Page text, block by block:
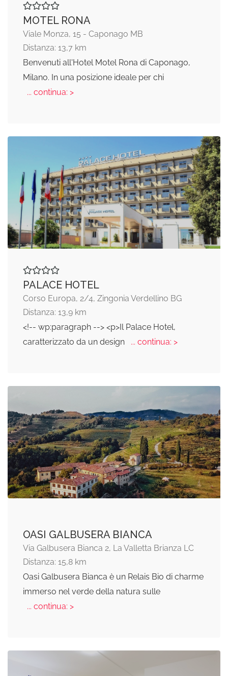
MOTEL RONA
Viale Monza, 15 - Caponago MB
Distanza: 13,7 km
Benvenuti all'Hotel Motel Rona di Caponago,
Milano. In una posizione ideale per chi
... continua: >
PALACE HOTEL
Corso Europa, 2/4, Zingonia Verdellino BG
Distanza: 13,9 km
<!-- wp:paragraph --> <p>Il Palace Hotel,
caratterizzato da un design
... continua: >
OASI GALBUSERA BIANCA
Via Galbusera Bianca 2, La Valletta Brianza LC
Distanza: 15,8 km
Oasi Galbusera Bianca è un Relais Bio di charme
immerso nel verde della natura sulle
... continua: >